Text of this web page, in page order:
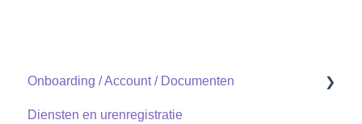
Onboarding / Account / Documenten
Documenten
Diensten en urenregistratie